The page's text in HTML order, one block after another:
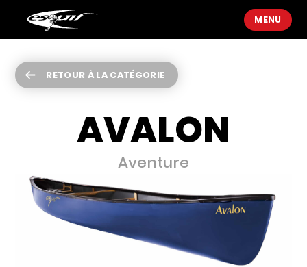
MENU
RETOUR À LA CATÉGORIE
AVALON
Aventure